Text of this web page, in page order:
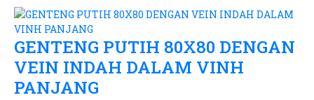
GENTENG PUTIH 80X80 DENGAN
VEIN INDAH DALAM VINH
PANJANG